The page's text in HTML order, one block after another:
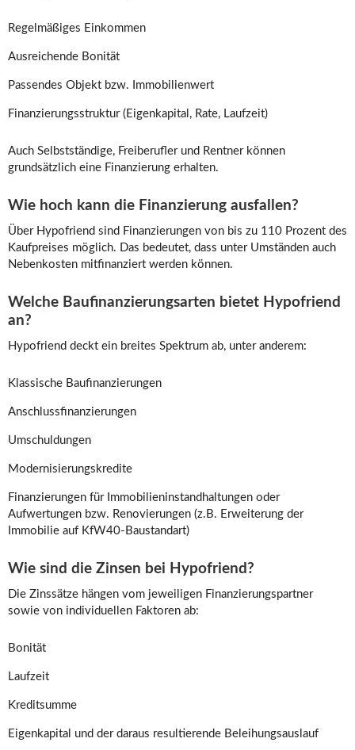
Regelmäßiges Einkommen
Ausreichende Bonität
Passendes Objekt bzw. Immobilienwert
Finanzierungsstruktur (Eigenkapital, Rate, Laufzeit)
Auch Selbstständige, Freiberufler und Rentner können
grundsätzlich eine Finanzierung erhalten.
Wie hoch kann die Finanzierung ausfallen?
Über Hypofriend sind Finanzierungen von bis zu 110 Prozent des
Kaufpreises möglich. Das bedeutet, dass unter Umständen auch
Nebenkosten mitfinanziert werden können.
Welche Baufinanzierungsarten bietet Hypofriend
an?
Hypofriend deckt ein breites Spektrum ab, unter anderem:
Klassische Baufinanzierungen
Anschlussfinanzierungen
Umschuldungen
Modernisierungskredite
Finanzierungen für Immobilieninstandhaltungen oder
Aufwertungen bzw. Renovierungen (z.B. Erweiterung der
Immobilie auf KfW40-Baustandart)
Wie sind die Zinsen bei Hypofriend?
Die Zinssätze hängen vom jeweiligen Finanzierungspartner
sowie von individuellen Faktoren ab:
Bonität
Laufzeit
Kreditsumme
Eigenkapital und der daraus resultierende Beleihungsauslauf